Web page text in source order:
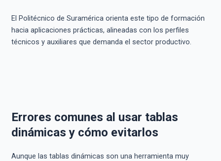
El Politécnico de Suramérica orienta este tipo de formación
hacia aplicaciones prácticas, alineadas con los perfiles
técnicos y auxiliares que demanda el sector productivo.
Errores comunes al usar tablas
dinámicas y cómo evitarlos
Aunque las tablas dinámicas son una herramienta muy